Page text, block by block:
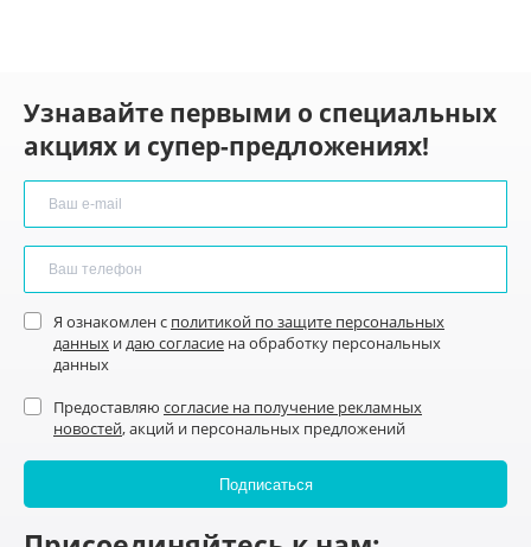
Узнавайте первыми о специальных
акциях и супер-предложениях!
Я ознакомлен с политикой по защите персональных
данных идаю согласие на обработку персональных
данных
Предоставляю согласие на получение рекламных
новостей, акций и персональных предложений